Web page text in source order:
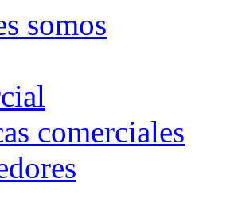
somos
comerciales